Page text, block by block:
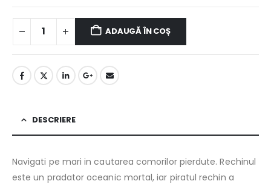
ADAUGĂ ÎN COȘ
DESCRIERE
Navigati pe mari in cautarea comorilor pierdute. Rechinul
este un pradator oceanic mortal, iar piratul rechin a